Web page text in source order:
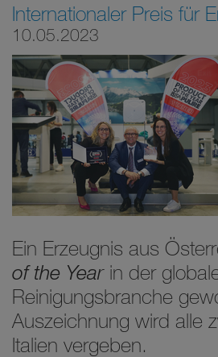
Internationaler Preis für
10.05.2023
Ein Erzeugnis aus
of the Yearin der
Reinigungsbranche
Auszeichnung wird alle
Italien vergeben.